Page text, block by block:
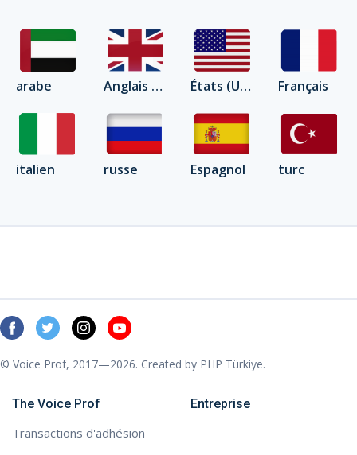
arabe Anglais Royaume-Uni) États (Unis Anglais) Français
italien russe Espagnol turc
The Voice Prof
Transactions d'adhésion
Entreprise
© Voice Prof, 2017—2026. Created by PHP Türkiye.